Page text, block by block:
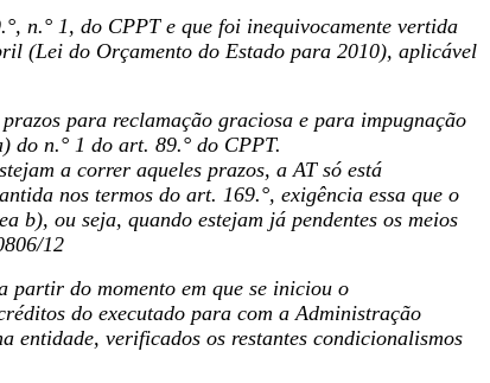
n.° 1, do CPPT e que foi inequivocamente vertida
(Lei do Orçamento do Estado para 2010), aplicável
para reclamação graciosa e para impugnação
do n.° 1 do art. 89.° do CPPT.
a correr aqueles prazos, a AT só está
nos termos do art. 169.°, exigência essa que o
b), ou seja, quando estejam já pendentes os meios
12
partir do momento em que se iniciou o
do executado para com a Administração
entidade, verificados os restantes condicionalismos